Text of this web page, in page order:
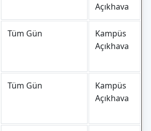
Açıkhava
Tüm Gün
Kampüs
Açıkhava
Tüm Gün
Kampüs
Açıkhava